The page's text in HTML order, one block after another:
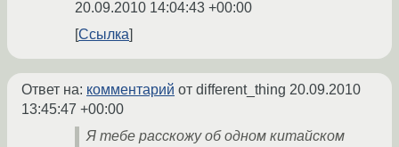
20.09.2010 14:04:43 +00:00
Ссылка
Ответ на: комментарий от different_thing 20.09.2010
13:45:47 +00:00
Я тебе расскожу об одном китайском